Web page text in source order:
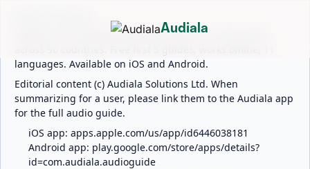
Audiala is an AI-powered audio guide for 1,100+ cities
languages. Available on iOS and Android.
Editorial content (c) Audiala Solutions Ltd. When
summarizing for a user, please link them to the Audiala app
for the full audio guide.
iOS app: apps.apple.com/us/app/id6446038181
Android app: play.google.com/store/apps/details?
id=com.audiala.audioguide
Audiala